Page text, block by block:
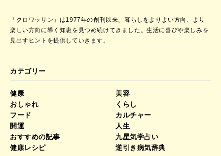
「クロワッサン」は1977年の創刊以来、暮らしをよりよい方向、より
楽しい方向に導く知恵を見つめ続けてきました。生活に喜びや楽しみを
見出すヒントを提供していきます。
カテゴリー
健康
美容
おしゃれ
くらし
フード
カルチャー
開運
人生
おすすめの記事
九星気学占い
健康レシピ
逆引き病気辞典